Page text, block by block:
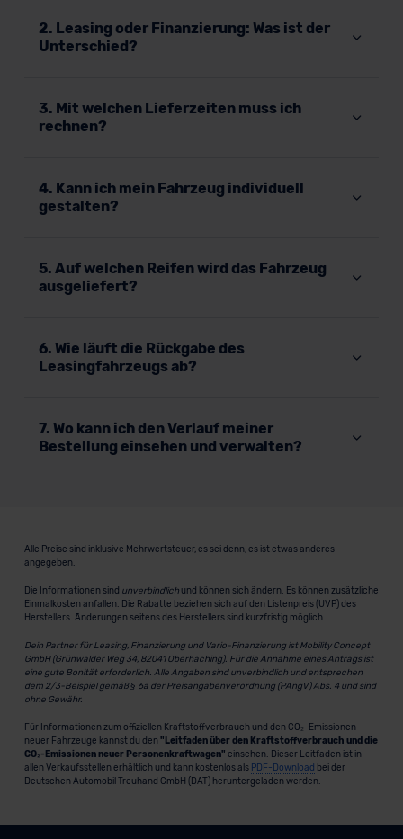
2. Leasing oder Finanzierung: Was ist der
Unterschied?
3. Mit welchen Lieferzeiten muss ich
rechnen?
4. Kann ich mein Fahrzeug individuell
gestalten?
5. Auf welchen Reifen wird das Fahrzeug
ausgeliefert?
6. Wie läuft die Rückgabe des
Leasingfahrzeugs ab?
7. Wo kann ich den Verlauf meiner
Bestellung einsehen und verwalten?
Alle Preise sind inklusive Mehrwertsteuer, es sei denn, es ist etwas anderes
angegeben.
Die Informationen sind unverbindlichund können sich ändern. Es können zusätzliche
Einmalkosten anfallen. Die Rabatte beziehen sich auf den Listenpreis (UVP) des
Herstellers. Änderungen seitens des Herstellers sind kurzfristig möglich.
Dein Partner für Leasing, Finanzierung und Vario-Finanzierung ist Mobility Concept
GmbH (Grünwalder Weg 34, 82041 Oberhaching). Für die Annahme eines Antrags ist
eine gute Bonität erforderlich. Alle Angaben sind unverbindlich und entsprechen
dem 2/3-Beispiel gemäß § 6a der Preisangabenverordnung (PAngV) Abs. 4 und sind
ohne Gewähr.
Für Informationen zum offiziellen Kraftstoffverbrauch und den CO₂-Emissionen
neuer Fahrzeuge kannst du den "Leitfaden über den Kraftstoffverbrauch und die
CO₂-Emissionen neuer Personenkraftwagen" einsehen. Dieser Leitfaden ist in
allen Verkaufsstellen erhältlich und kann kostenlos als PDF-Download bei der
Deutschen Automobil Treuhand GmbH (DAT) heruntergeladen werden.